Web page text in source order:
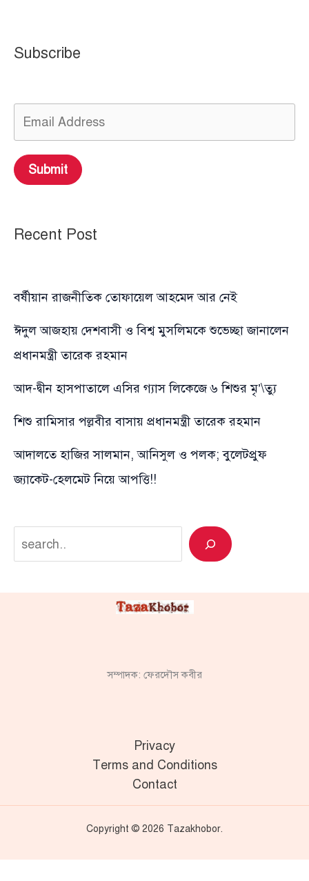
Subscribe
Submit
Recent Post
বর্ষীয়ান রাজনীতিক তোফায়েল আহমেদ আর নেই
ঈদুল আজহায় দেশবাসী ও বিশ্ব মুসলিমকে শুভেচ্ছা জানালেন
প্রধানমন্ত্রী তারেক রহমান
আদ-দ্বীন হাসপাতালে এসির গ্যাস লিকেজে ৬ শিশুর মৃ’\ত্যু
শিশু রামিসার পল্লবীর বাসায় প্রধানমন্ত্রী তারেক রহমান
আদালতে হাজির সালমান, আনিসুল ও পলক; বুলেটপ্রুফ
জ্যাকেট-হেলমেট নিয়ে আপত্তি!!
Search
সম্পাদক: ফেরদৌস কবীর
Privacy
Terms and Conditions
Contact
Copyright © 2026 Tazakhobor.